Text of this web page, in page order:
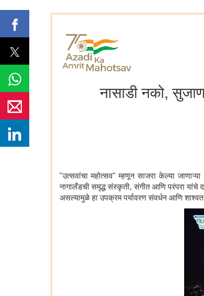
नासाडी नको,
"उत्सवांचा महोत्सव" म्हणून साजरा केल्या
नागालँडची समृद्ध संस्कृती, संगीत आणि परंपरा यांचे
असल्यामुळे हा उपक्रम पर्यावरण संवर्धन आणि शाश्वत